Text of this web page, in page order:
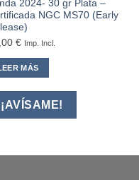
2024- 30 gr Plata –
NGC MS70 (Early
€ Imp. Incl.
MÁS
¡AVÍSAME!